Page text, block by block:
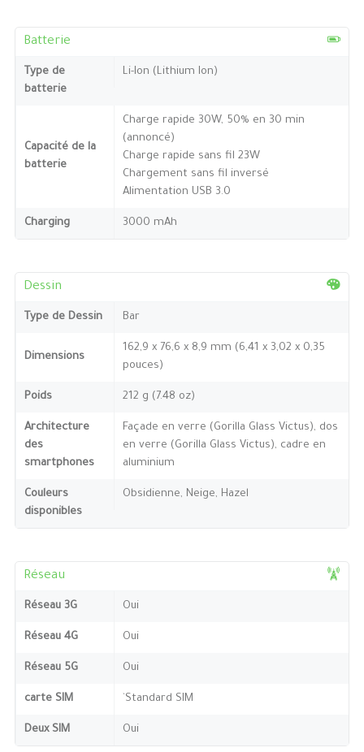
Batterie
Type de
batterie
Li-Ion (Lithium Ion)
Capacité de la
batterie
Charge rapide 30W, 50% en 30 min
(annoncé)
Charge rapide sans fil 23W
Chargement sans fil inversé
Alimentation USB 3.0
Charging 3000 mAh
Dessin
Type de Dessin Bar
Dimensions
162,9 x 76,6 x 8,9 mm (6,41 x 3,02 x 0,35
pouces)
Poids 212 g (7.48 oz)
Architecture
des
smartphones
Façade en verre (Gorilla Glass Victus), dos
en verre (Gorilla Glass Victus), cadre en
aluminium
Couleurs
disponibles
Obsidienne, Neige, Hazel
Réseau
Réseau 3G Oui
Réseau 4G Oui
Réseau 5G Oui
carte SIM `Standard SIM
Deux SIM Oui